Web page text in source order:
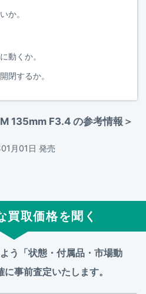
か。
動くか。
閉するか。
135mm F3.4 の参考情報＞
月01日 発売
買取価格を聞く
う「状態・付属品・市場動
に事前査定いたします。